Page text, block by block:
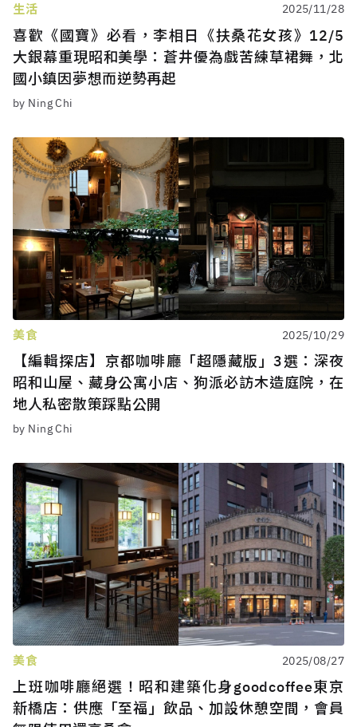
生活 2025/11/28
喜歡《國寶》必看，李相日《扶桑花女孩》12/5
大銀幕重現昭和美學：蒼井優為戲苦練草裙舞，北
國小鎮因夢想而逆勢再起
by Ning Chi
美食 2025/10/29
【編輯探店】京都咖啡廳「超隱藏版」3選：深夜
昭和山屋、藏身公寓小店、狗派必訪木造庭院，在
地人私密散策踩點公開
by Ning Chi
美食 2025/08/27
上班咖啡廳絕選！昭和建築化身goodcoffee東京
新橋店：供應「至福」飲品、加設休憩空間，會員